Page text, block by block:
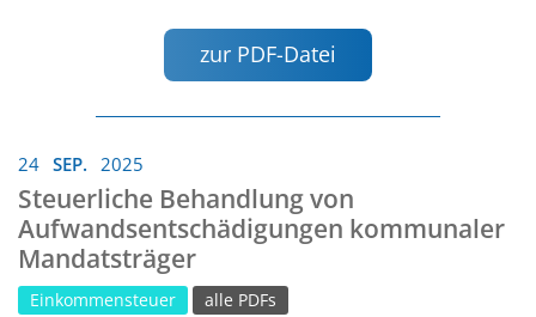
zur PDF-Datei
24 SEP. 2025
Steuerliche Behandlung von
Aufwandsentschädigungen kommunaler
Mandatsträger
Einkommensteuer alle PDFs